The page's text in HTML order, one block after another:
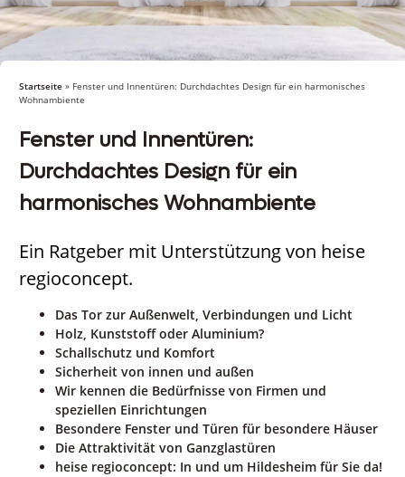
Startseite » Fenster und Innentüren: Durchdachtes Design für ein harmonisches
Wohnambiente
Fenster und Innentüren:
Durchdachtes Design für ein
harmonisches Wohnambiente
Ein Ratgeber mit Unterstützung von heise
regioconcept.
Das Tor zur Außenwelt, Verbindungen und Licht
Holz, Kunststoff oder Aluminium?
Schallschutz und Komfort
Sicherheit von innen und außen
Wir kennen die Bedürfnisse von Firmen und
speziellen Einrichtungen
Besondere Fenster und Türen für besondere Häuser
Die Attraktivität von Ganzglastüren
heise regioconcept: In und um Hildesheim für Sie da!